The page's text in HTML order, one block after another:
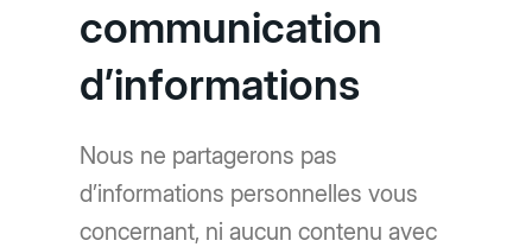
communication
d’informations
Nous ne partagerons pas
d’informations personnelles vous
concernant, ni aucun contenu avec